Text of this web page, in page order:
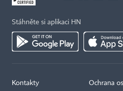
Stáhněte si aplikaci HN
Kontakty Ochrana